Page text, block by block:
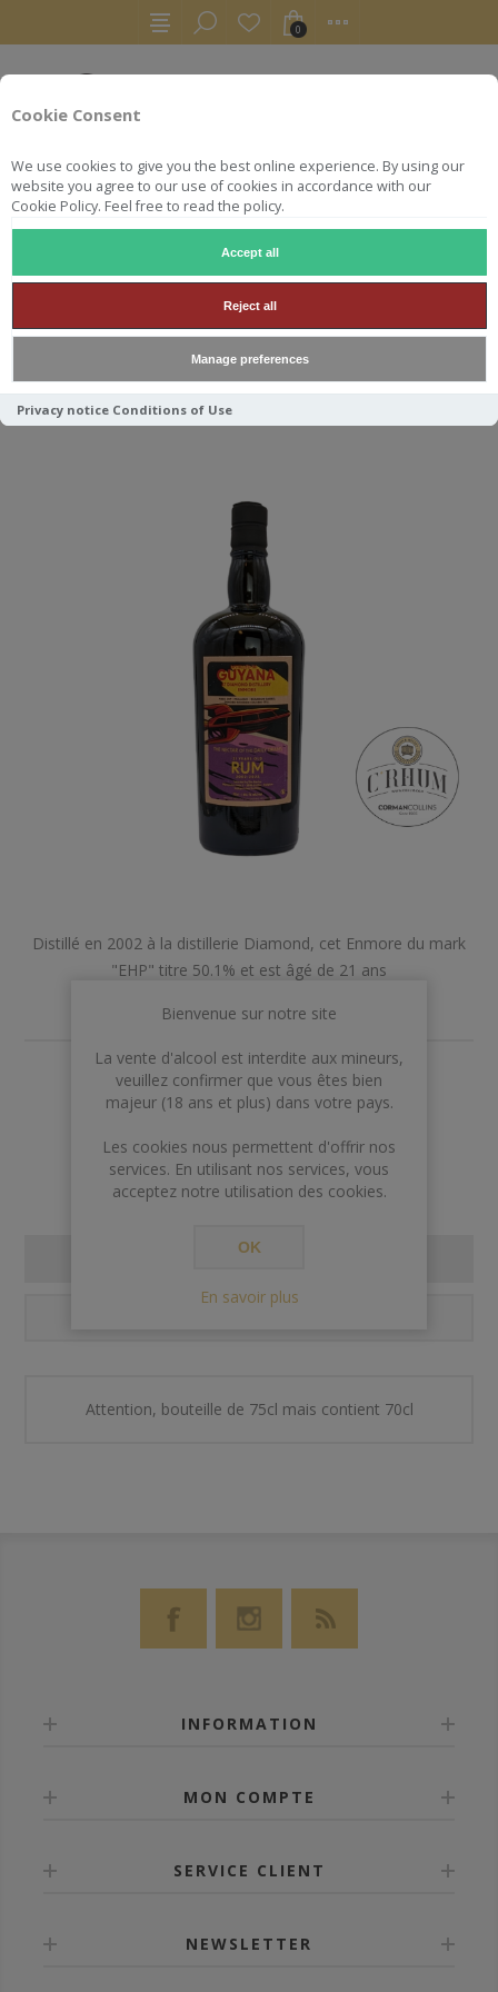
Cookie Consent
We use cookies to give you the best online experience. By using our
website you agree to our use of cookies in accordance with our
Cookie Policy. Feel free to read the policy.
Accept all
Reject all
Manage preferences
Privacy notice Conditions of Use
0
DAILY DRAM GUYANA EHP
2002 21Y ENMORE 50.1° 70CL
Distillé en 2002 à la distillerie Diamond, cet Enmore du mark
"EHP" titre 50.1% et est âgé de 21 ans
€189,00
RÉSUMÉ
Attention, bouteille de 75cl mais contient 70cl
INFORMATION
MON COMPTE
SERVICE CLIENT
NEWSLETTER
Bienvenue sur notre site
La vente d'alcool est interdite aux mineurs,
veuillez confirmer que vous êtes bien
majeur (18 ans et plus) dans votre pays.
Les cookies nous permettent d'offrir nos
services. En utilisant nos services, vous
acceptez notre utilisation des cookies.
OK
En savoir plus